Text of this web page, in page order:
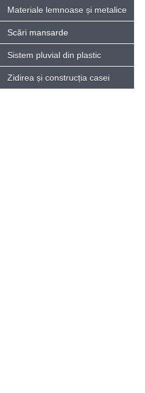
Materiale lemnoase și metalice
Scări mansarde
Sistem pluvial din plastic
Zidirea și construcția casei